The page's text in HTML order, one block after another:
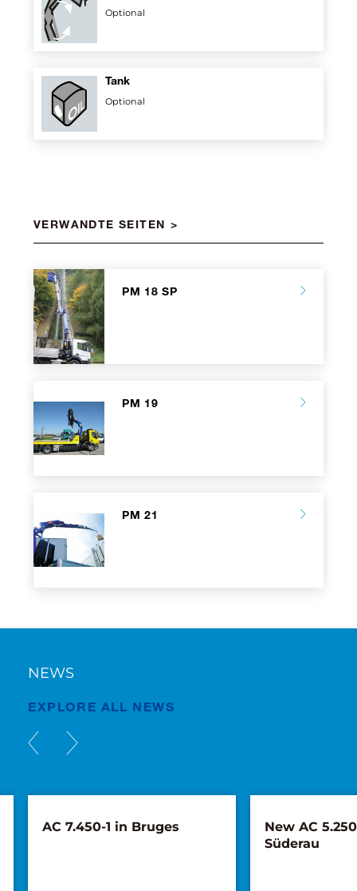
Optional
Tank
Optional
VERWANDTE SEITEN
PM 18 SP
PM 19
PM 21
NEWS
EXPLORE ALL NEWS
AC 7.450-1 in Bruges
New AC
Süderau